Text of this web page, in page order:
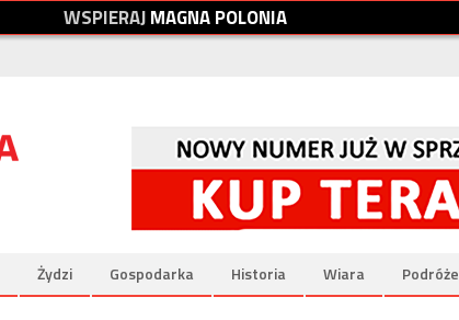
WSPIERAJMAGNAPOLONIA
Żydzi Gospodarka Historia Wiara Podróże